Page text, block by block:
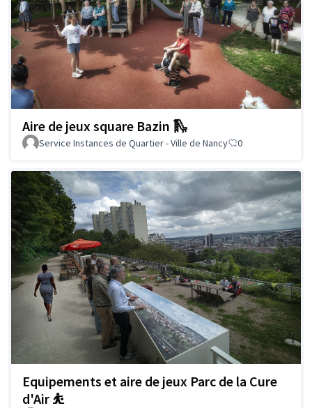
Aire de jeux square Bazin 🛝
Service Instances de Quartier - Ville de Nancy 0
Equipements et aire de jeux Parc de la Cure
d'Air ⛹️